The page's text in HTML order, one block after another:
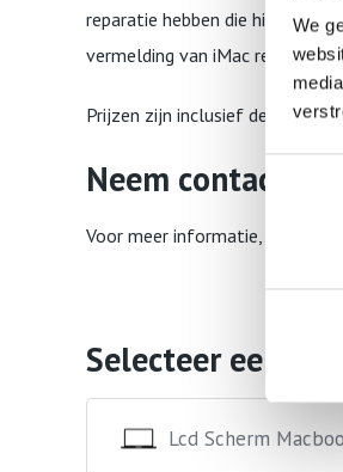
We
reparatie hebben die hier
vermelding van iMac reparatie.
Prijzen zijn inclusief de BTW.
Neem contact
Voor meer informatie, bel ons
Selecteer een
Lcd Scherm